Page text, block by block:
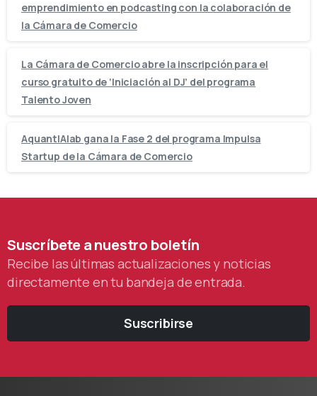
emprendimiento en podcasting con la colaboración de
la Cámara de Comercio
La Cámara de Comercio abre la inscripción para el
curso gratuito de ‘Iniciación al DJ’ del programa
Talento Joven
AquantIAlab gana la Fase 2 del programa Impulsa
Startup de la Cámara de Comercio
Suscríbeteanuestro boletín
Recibe las últimas actualizaciones y noticias
directamente en tu bandeja de entrada.
Suscribirse